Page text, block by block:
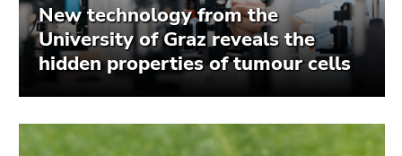
New technology from the
University of Graz reveals the
hidden properties of tumour cells